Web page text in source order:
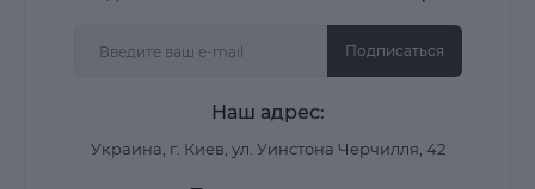
Подписаться
Наш адрес:
Украина, г. Киев, ул. Уинстона Черчилля, 42